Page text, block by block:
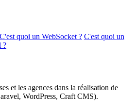
C'est quoi un WebSocket ? C'est quoi un
?
et les agences dans la réalisation de
WordPress, Craft CMS).